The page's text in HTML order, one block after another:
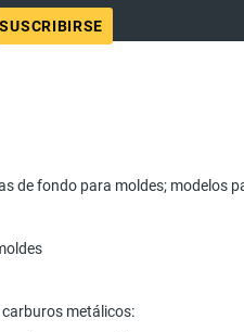
SUSCRIBIRSE
de fondo para moldes; modelos
metálicos: